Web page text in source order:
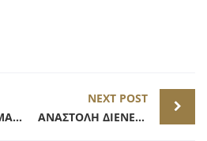
ΝΕΟ ΠΡΟΓΡΑΜΜΑ ΣΥΝΕΙΣΦΟΡΑΣ ΔΗΜΟΣΙΟΥ ΓΙΑ ΤΗΝ ΑΠΟΠΛΗΡΩΜΗ ΕΠΙΧΕΙΡΗΜΑΤΙΚΩΝ ΔΑΝΕΙΩΝ
NEXT POST
ΑΝΑΣΤΟΛΗ ΔΙΕΝΕΡΓΕΙΑΣ ΚΑΤΑΣΧΕΣΕΩΝ ΚΑΙ ΠΛΕΙΣΤΗΡΙΑΣΜΩΝ ΕΩΣ 31.05.2021